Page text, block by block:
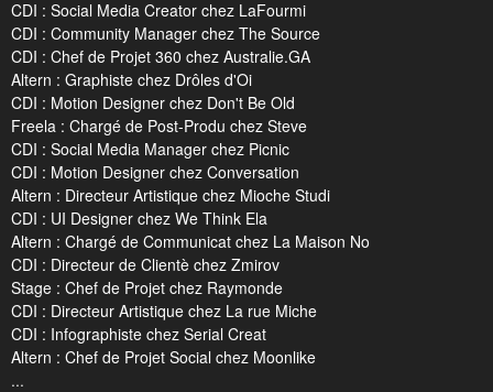
CDI : Social Media Creator chez LaFourmi
CDI : Community Manager chez The Source
CDI : Chef de Projet 360 chez Australie.GA
Altern : Graphiste chez Drôles d'Oi
CDI : Motion Designer chez Don't Be Old
Freela : Chargé de Post-Produ chez Steve
CDI : Social Media Manager chez Picnic
CDI : Motion Designer chez Conversation
Altern : Directeur Artistique chez Mioche Studi
CDI : UI Designer chez We Think Ela
Altern : Chargé de Communicat chez La Maison No
CDI : Directeur de Clientè chez Zmirov
Stage : Chef de Projet chez Raymonde
CDI : Directeur Artistique chez La rue Miche
CDI : Infographiste chez Serial Creat
Altern : Chef de Projet Social chez Moonlike
...